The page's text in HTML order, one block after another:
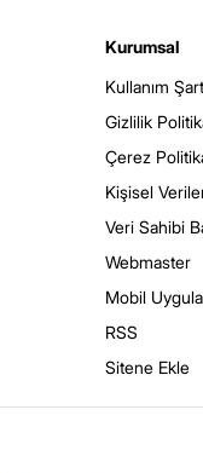
Kurumsal
Kullanım
Gizlilik
Çerez
Kişisel
Veri Sahibi
Webmaster
Mobil
RSS
Sitene Ekle